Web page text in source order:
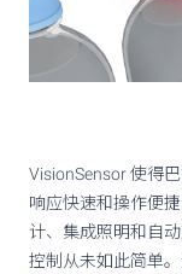
VisionSensor 使得
响应快速和操作便
计、集成照明和自
控制从未如此简单